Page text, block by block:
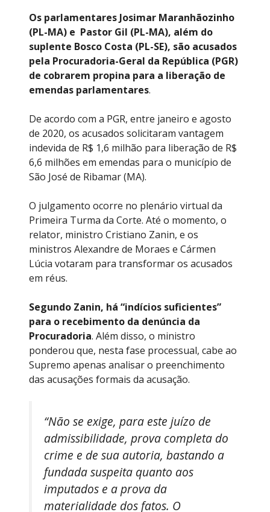
Os parlamentares Josimar Maranhãozinho
(PL-MA) e Pastor Gil (PL-MA), além do
suplente Bosco Costa (PL-SE), são acusados
pela Procuradoria-Geral da República (PGR)
de cobrarem propina para a liberação de
emendas parlamentares.
De acordo com a PGR, entre janeiro e agosto
de 2020, os acusados solicitaram vantagem
indevida de R$ 1,6 milhão para liberação de R$
6,6 milhões em emendas para o município de
São José de Ribamar (MA).
O julgamento ocorre no plenário virtual da
Primeira Turma da Corte. Até o momento, o
relator, ministro Cristiano Zanin, e os
ministros Alexandre de Moraes e Cármen
Lúcia votaram para transformar os acusados
em réus.
Segundo Zanin, há “indícios suficientes”
para o recebimento da denúncia da
Procuradoria. Além disso, o ministro
ponderou que, nesta fase processual, cabe ao
Supremo apenas analisar o preenchimento
das acusações formais da acusação.
“Não se exige, para este juízo de
admissibilidade, prova completa do
crime e de sua autoria, bastando a
fundada suspeita quanto aos
imputados e a prova da
materialidade dos fatos. O